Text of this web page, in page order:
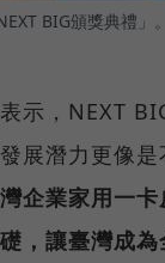
BIG頒獎典禮」。
示，NEXT
展潛力更像
企業家用一卡
，讓臺灣成